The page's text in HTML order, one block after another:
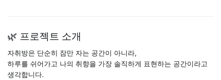
🌿 프로젝트 소개
자취방은 단순히 잠만 자는 공간이 아니라,
하루를 쉬어가고 나의 취향을 가장 솔직하게 표현하는 공간이라고
생각합니다.